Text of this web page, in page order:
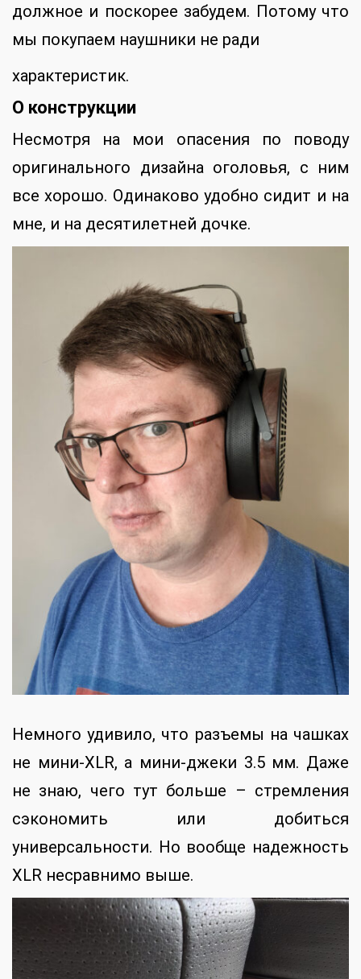
должное и поскорее забудем. Потому что
мы покупаем наушники не ради
характеристик.
О конструкции
Несмотря на мои опасения по поводу
оригинального дизайна оголовья, с ним
все хорошо. Одинаково удобно сидит и на
мне, и на десятилетней дочке.
Немного удивило, что разъемы на чашках
не мини-XLR, а мини-джеки 3.5 мм. Даже
не знаю, чего тут больше – стремления
сэкономить или добиться
универсальности. Но вообще надежность
XLR несравнимо выше.